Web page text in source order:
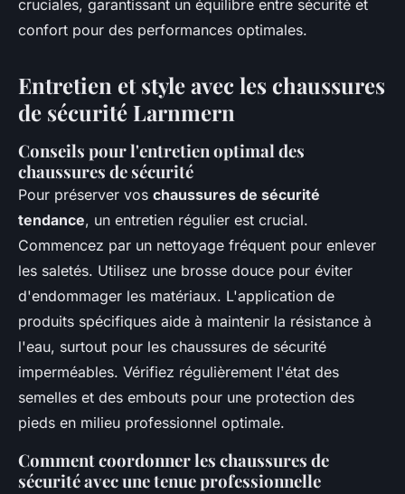
cruciales, garantissant un équilibre entre sécurité et
confort pour des performances optimales.
Entretien et style avec les chaussures
de sécurité Larnmern
Conseils pour l'entretien optimal des
chaussures de sécurité
Pour préserver vos chaussures de sécurité
tendance, un entretien régulier est crucial.
Commencez par un nettoyage fréquent pour enlever
les saletés. Utilisez une brosse douce pour éviter
d'endommager les matériaux. L'application de
produits spécifiques aide à maintenir la résistance à
l'eau, surtout pour les chaussures de sécurité
imperméables. Vérifiez régulièrement l'état des
semelles et des embouts pour une protection des
pieds en milieu professionnel optimale.
Comment coordonner les chaussures de
sécurité avec une tenue professionnelle